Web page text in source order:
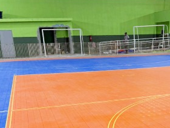
WHATSAPP
INICIAMOS